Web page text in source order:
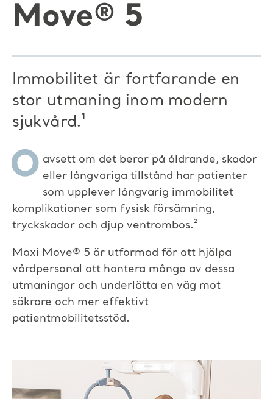
Move® 5
Immobilitet är fortfarande en
stor utmaning inom modern
sjukvård.¹
O avsett om det beror på åldrande, skador
eller långvariga tillstånd har patienter
som upplever långvarig immobilitet
komplikationer som fysisk försämring,
tryckskador och djup ventrombos.²
Maxi Move® 5 är utformad för att hjälpa
vårdpersonal att hantera många av dessa
utmaningar och underlätta en väg mot
säkrare och mer effektivt
patientmobilitetsstöd.